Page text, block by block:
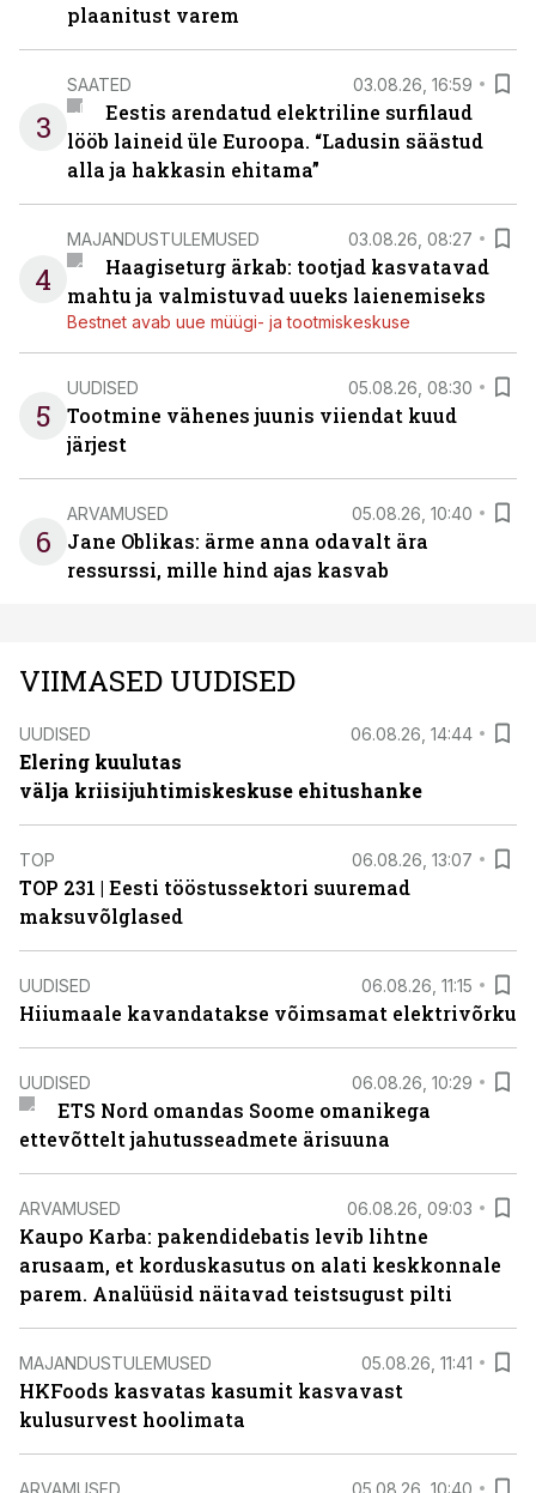
plaanitust varem
3
SAATED 03.08.26, 16:59
Eestis arendatud elektriline surfilaud
lööb laineid üle Euroopa. “Ladusin säästud
alla ja hakkasin ehitama”
4
MAJANDUSTULEMUSED 03.08.26, 08:27
Haagiseturg ärkab: tootjad kasvatavad
mahtu ja valmistuvad uueks laienemiseks
Bestnet avab uue müügi- ja tootmiskeskuse
5
UUDISED 05.08.26, 08:30
Tootmine vähenes juunis viiendat kuud
järjest
6
ARVAMUSED 05.08.26, 10:40
Jane Oblikas: ärme anna odavalt ära
ressurssi, mille hind ajas kasvab
VIIMASED UUDISED
UUDISED 06.08.26, 14:44
Elering kuulutas
välja kriisijuhtimiskeskuse ehitushanke
TOP 06.08.26, 13:07
TOP 231 | Eesti tööstussektori suuremad
maksuvõlglased
UUDISED 06.08.26, 11:15
Hiiumaale kavandatakse võimsamat elektrivõrku
UUDISED 06.08.26, 10:29
ETS Nord omandas Soome omanikega
ettevõttelt jahutusseadmete ärisuuna
ARVAMUSED 06.08.26, 09:03
Kaupo Karba: pakendidebatis levib lihtne
arusaam, et korduskasutus on alati keskkonnale
parem. Analüüsid näitavad teistsugust pilti
MAJANDUSTULEMUSED 05.08.26, 11:41
HKFoods kasvatas kasumit kasvavast
kulusurvest hoolimata
ARVAMUSED 05.08.26, 10:40